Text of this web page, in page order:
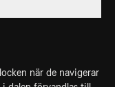
när de navigerar